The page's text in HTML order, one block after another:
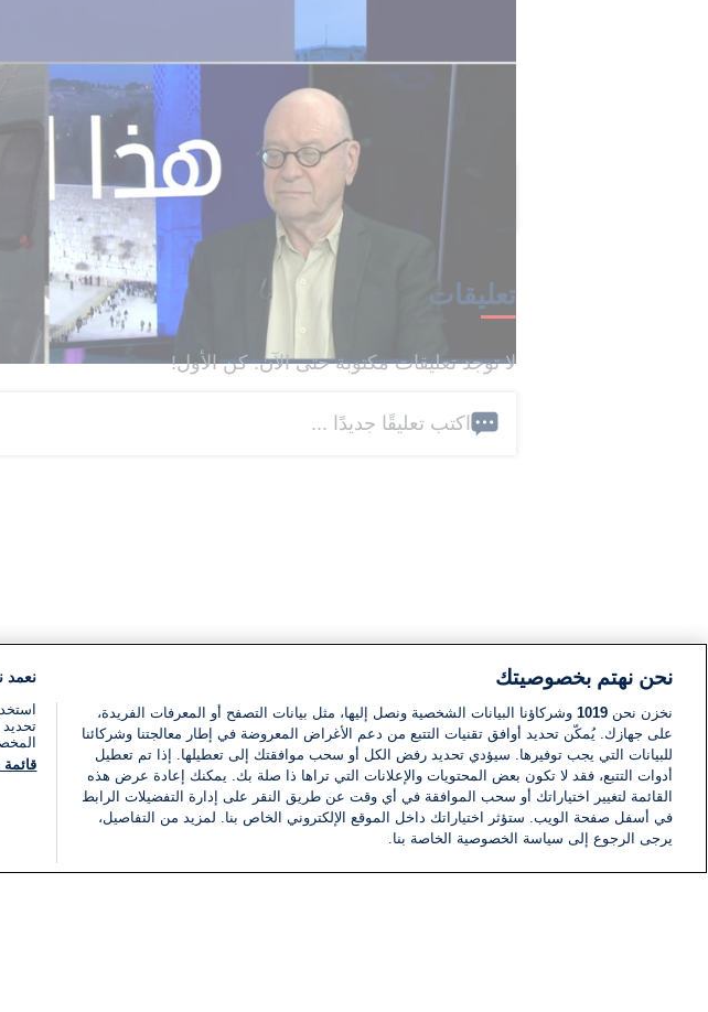
وتأتي هذه التصريحات في ظل تصاعد النقاشات الإقليمية حول
لبنان، وتزامناً مع تحركات دبلوماسية متواصلة تتعلق بملفات
تلقت هذه المقالة 0 تعليق
تعليقات
لا توجد تعليقات مكتوبة حتى الآن. كن الأول!
اكتب تعليقًا جديدًا ...
نحن نهتم بخصوصيتك
نخزن نحن 1019 وشركاؤنا البيانات الشخصية ونصل إليها، مثل بيانات التصفح أو المعرفات الفريدة،
على جهازك. يُمكّن تحديد أوافق تقنيات التتبع من دعم الأغراض المعروضة في إطار معالجتنا وشركائنا
للبيانات التي يجب توفيرها. سيؤدي تحديد رفض الكل أو سحب موافقتك إلى تعطيلها. إذا تم تعطيل
أدوات التتبع، فقد لا تكون بعض المحتويات والإعلانات التي تراها ذا صلة بك. يمكنك إعادة عرض هذه
القائمة لتغيير اختياراتك أو سحب الموافقة في أي وقت عن طريق النقر على إدارة التفضيلات الرابط
في أسفل صفحة الويب. ستؤثر اختياراتك داخل الموقع الإلكتروني الخاص بنا. لمزيد من التفاصيل،
يرجى الرجوع إلى سياسة الخصوصية الخاصة بنا.
نعمد